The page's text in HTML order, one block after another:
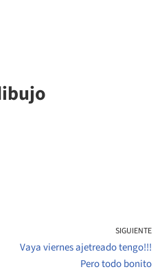
SIGUIENTE
Vaya viernes ajetreado tengo!!!
Pero todo bonito